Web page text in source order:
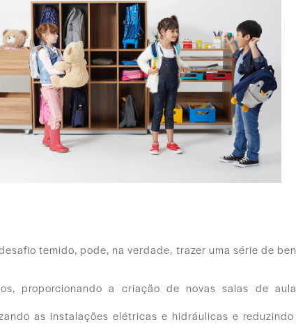
temido, pode, na verdade, trazer uma série de
proporcionando a criação de novas salas de
as instalações elétricas e hidráulicas e